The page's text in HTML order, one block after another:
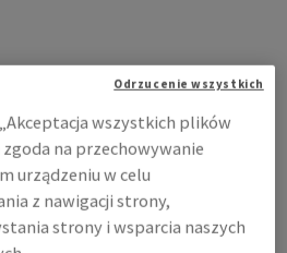
2.20, mechaniczny, 65g/m2,
na pal. 8000 ark., flaga co 500
wszystkich plików
na przechowywanie
urządzeniu w celu
z nawigacji strony,
strony i wsparcia naszych
Odrzucenie wszystkich